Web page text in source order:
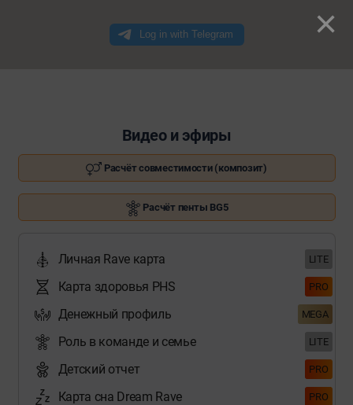
Видео и эфиры
Расчёт совместимости (композит)
Расчёт пенты BG5
Личная Rave карта LITE
Карта здоровья PHS PRO
Денежный профиль MEGA
Роль в команде и семье LITE
Детский отчет PRO
Карта сна Dream Rave PRO
×